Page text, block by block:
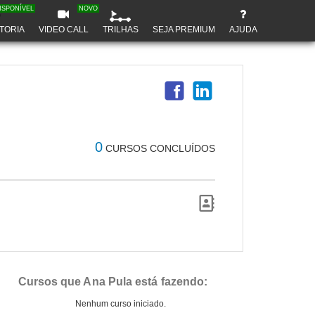
VIDEO CALL
NOVO
TRILHAS SEJA PREMIUM AJUDA
0 CURSOS CONCLUÍDOS
Cursos que Ana Pula está fazendo:
Nenhum curso iniciado.